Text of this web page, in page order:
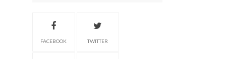
FACEBOOK TWITTER